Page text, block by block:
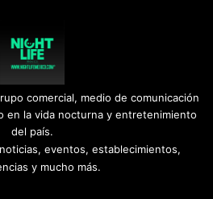
comercial, medio de comunicación
en la vida nocturna y entretenimiento
del país.
eventos, establecimientos,
y mucho más.